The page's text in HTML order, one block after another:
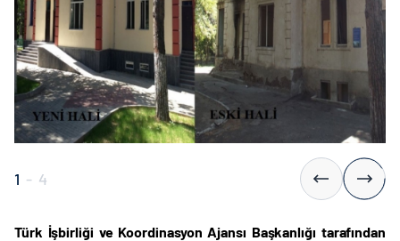
1 - 4
Türk İşbirliği ve Koordinasyon Ajansı Başkanlığı tarafından